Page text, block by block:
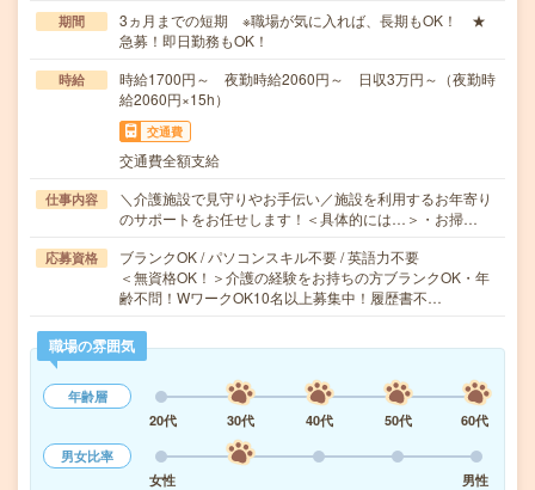
期間
3ヵ月までの短期 ※職場が気に入れば、長期もOK！ ★
急募！即日勤務もOK！
時給
時給1700円～ 夜勤時給2060円～ 日収3万円～（夜勤時
給2060円×15h）
交通費
交通費全額支給
仕事内容
＼介護施設で見守りやお手伝い／施設を利用するお年寄り
のサポートをお任せします！＜具体的には…＞・お掃…
応募資格
ブランクOK / パソコンスキル不要 / 英語力不要
＜無資格OK！＞介護の経験をお持ちの方ブランクOK・年
齢不問！WワークOK10名以上募集中！履歴書不…
職場の雰囲気
年齢層
20代
30代 40代 50代
60代
男女比率
女性
男性